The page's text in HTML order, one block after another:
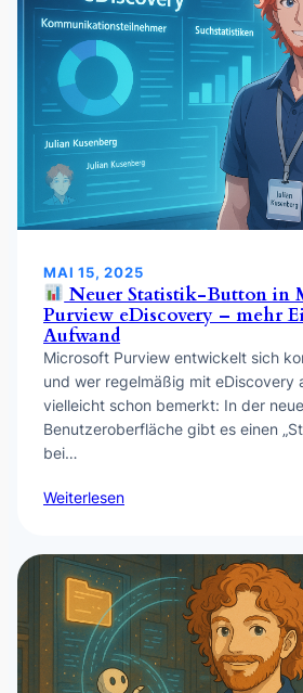
MAI 15, 2025
Neuer Statistik-Button in
Purview eDiscovery – mehr
Aufwand
Microsoft Purview entwickelt sich
und wer regelmäßig mit eDiscovery
vielleicht schon bemerkt: In der
Benutzeroberfläche gibt es einen
bei…
Weiterlesen